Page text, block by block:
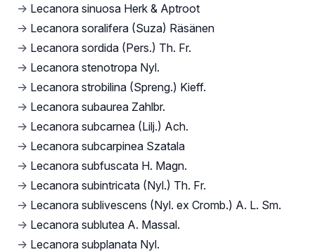
→ Lecanora sinuosa Herk & Aptroot
→ Lecanora soralifera (Suza) Räsänen
→ Lecanora sordida (Pers.) Th. Fr.
→ Lecanora stenotropa Nyl.
→ Lecanora strobilina (Spreng.) Kieff.
→ Lecanora subaurea Zahlbr.
→ Lecanora subcarnea (Lilj.) Ach.
→ Lecanora subcarpinea Szatala
→ Lecanora subfuscata H. Magn.
→ Lecanora subintricata (Nyl.) Th. Fr.
→ Lecanora sublivescens (Nyl. ex Cromb.) A. L. Sm.
→ Lecanora sublutea A. Massal.
→ Lecanora subplanata Nyl.